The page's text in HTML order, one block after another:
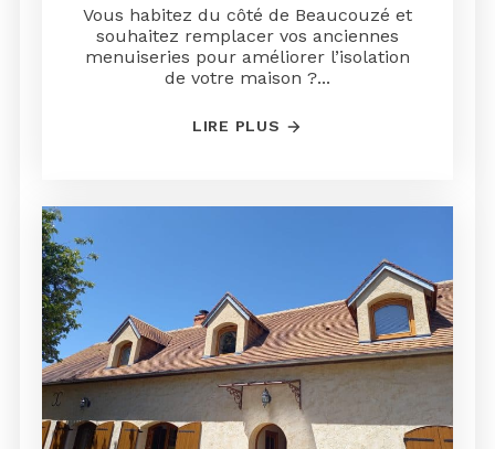
Vous habitez du côté de Beaucouzé et
souhaitez remplacer vos anciennes
menuiseries pour améliorer l’isolation
de votre maison ?...
LIRE PLUS